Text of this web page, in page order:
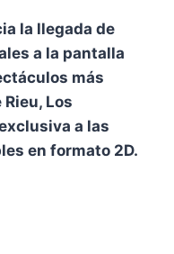
la llegada de
a la pantalla
más
Los
a las
en formato 2D.